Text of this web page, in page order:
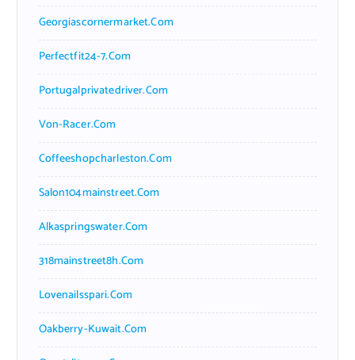
Georgiascornermarket.com
Perfectfit24-7.com
Portugalprivatedriver.com
Von-Racer.com
Coffeeshopcharleston.com
Salon104mainstreet.com
Alkaspringswater.com
318mainstreet8h.com
Lovenailsspari.com
Oakberry-Kuwait.com